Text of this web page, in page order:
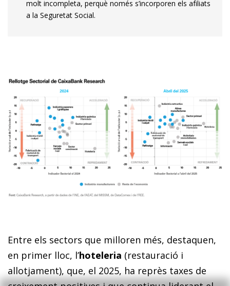
molt incompleta, perquè només s’incorporen els afiliats
a la Seguretat Social.
Entre els sectors que milloren més, destaquen,
en primer lloc, l’hoteleria (restauració i
allotjament), que, el 2025, ha reprès taxes de